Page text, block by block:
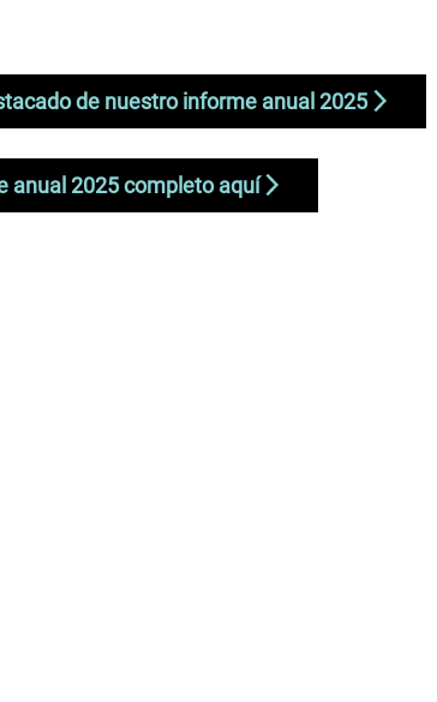
de nuestro informe anual 2025
anual 2025 completo aquí